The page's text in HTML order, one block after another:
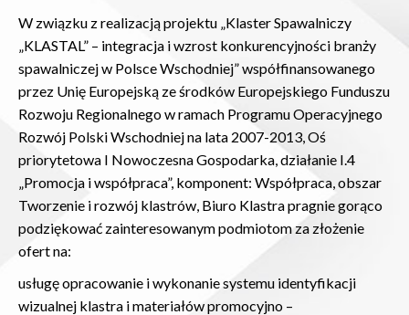
W związku z realizacją projektu „Klaster Spawalniczy
„KLASTAL” – integracja i wzrost konkurencyjności branży
spawalniczej w Polsce Wschodniej” współfinansowanego
przez Unię Europejską ze środków Europejskiego Funduszu
Rozwoju Regionalnego w ramach Programu Operacyjnego
Rozwój Polski Wschodniej na lata 2007-2013, Oś
priorytetowa I Nowoczesna Gospodarka, działanie I.4
„Promocja i współpraca”, komponent: Współpraca, obszar
Tworzenie i rozwój klastrów, Biuro Klastra pragnie gorąco
podziękować zainteresowanym podmiotom za złożenie
ofert na:
usługę opracowanie i wykonanie systemu identyfikacji
wizualnej klastra i materiałów promocyjno –